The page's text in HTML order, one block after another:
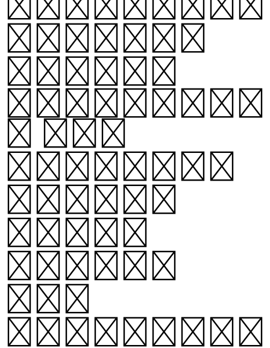
puzzle.
Pixels
resemblin
g the
puzzle’s
square
cells
gather
and
intersect